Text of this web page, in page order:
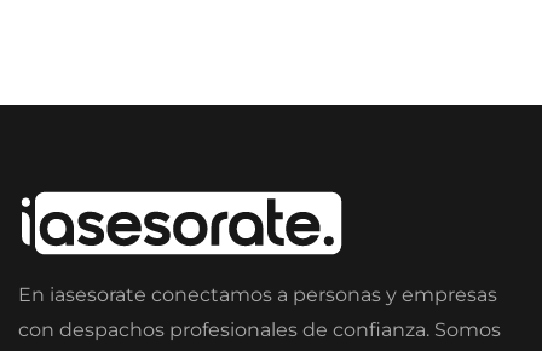
En iasesorate conectamos a personas y empresas
con despachos profesionales de confianza. Somos